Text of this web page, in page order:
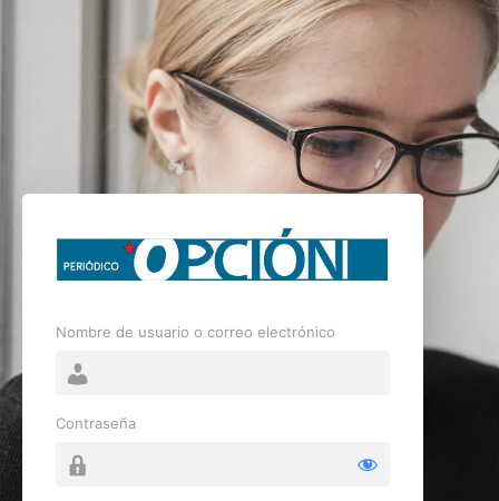
Nombre de usuario o correo electrónico
Contraseña